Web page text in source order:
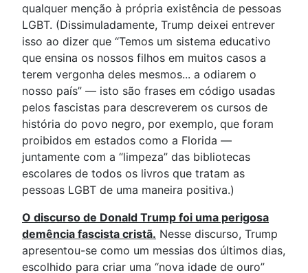
qualquer menção à própria existência de pessoas
LGBT. (Dissimuladamente, Trump deixei entrever
isso ao dizer que “Temos um sistema educativo
que ensina os nossos filhos em muitos casos a
terem vergonha deles mesmos... a odiarem o
nosso país” — isto são frases em código usadas
pelos fascistas para descreverem os cursos de
história do povo negro, por exemplo, que foram
proibidos em estados como a Florida —
juntamente com a “limpeza” das bibliotecas
escolares de todos os livros que tratam as
pessoas LGBT de uma maneira positiva.)
O discurso de Donald Trump foi uma perigosa
demência fascista cristã. Nesse discurso, Trump
apresentou-se como um messias dos últimos dias,
escolhido para criar uma “nova idade de ouro”